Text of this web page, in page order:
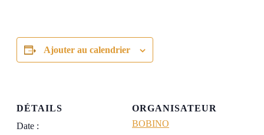
Ajouter au calendrier
DÉTAILS
Date :
ORGANISATEUR
BOBINO